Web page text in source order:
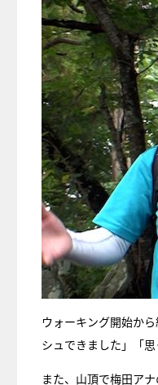
ウォーキング開始か
シュできました」「
また、山頂で梅田ア